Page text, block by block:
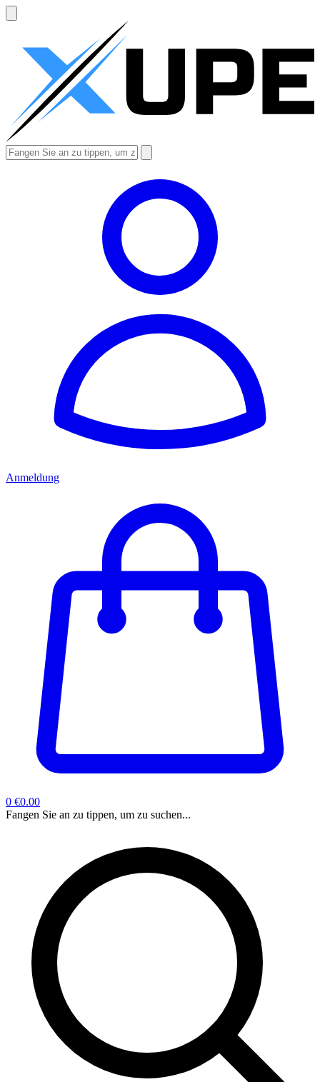
Anmeldung
0 €0.00
Fangen Sie an zu tippen, um zu suchen...